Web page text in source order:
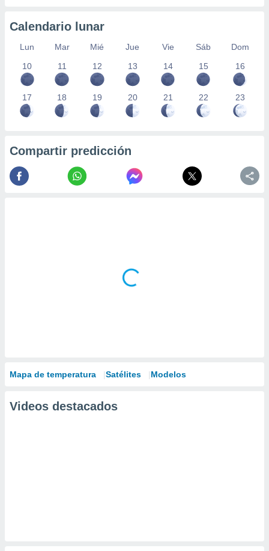
Calendario lunar
Lun Mar Mié Jue Vie Sáb
Dom
10
11 12 13 14 15 16
17 18 19 20 21 22 23
Compartir predicción
Mapa de temperatura Satélites Modelos
Videos destacados